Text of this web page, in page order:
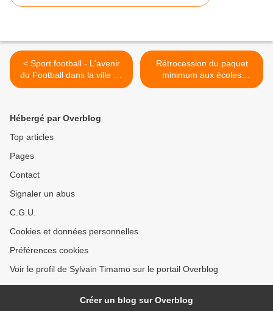
< Sport football - L'avenir
du Football dans la ville de
Dibombari : on tient le bon
Rétrocession du paquet
minimum aux écoles
primaires publiques de
Hébergé par Overblog
Top articles
Pages
Contact
Signaler un abus
C.G.U.
Cookies et données personnelles
Préférences cookies
Voir le profil de Sylvain Timamo sur le portail Overblog
Créer un blog sur Overblog